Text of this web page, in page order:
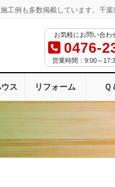
例も多数掲載しています。千葉
お気軽にお問い合わ
0476-
営業時間：9:00～
ス リフォーム Ｑ